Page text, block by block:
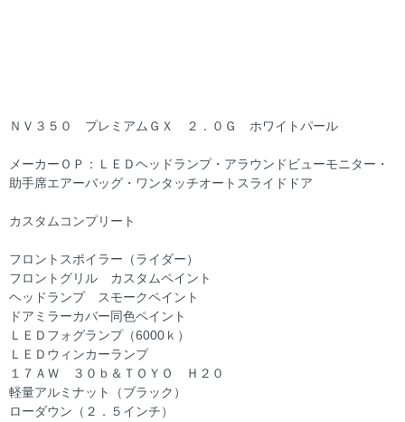
ＮＶ３５０ プレミアムＧＸ ２．０Ｇ ホワイトパール
メーカーＯＰ：ＬＥＤヘッドランプ・アラウンドビューモニター・
助手席エアーバッグ・ワンタッチオートスライドドア
カスタムコンプリート
フロントスポイラー（ライダー）
フロントグリル カスタムペイント
ヘッドランプ スモークペイント
ドアミラーカバー同色ペイント
ＬＥＤフォグランプ（6000ｋ）
ＬＥＤウィンカーランプ
１７ＡＷ ３０ｂ＆ＴＯＹＯ Ｈ２０
軽量アルミナット（ブラック）
ローダウン（２．５インチ）